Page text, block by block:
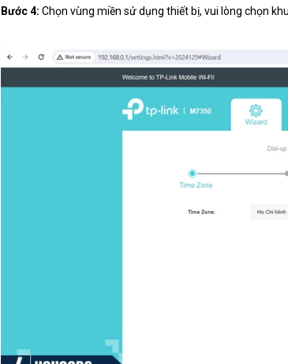
Bước 4: Chọn vùng miền sử dụng thiết bị, vui lòng chọn